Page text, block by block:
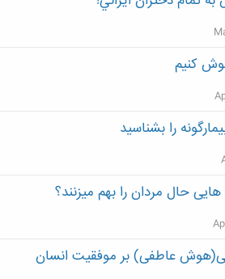
كنيم
را بشناسید
حال مردان را بهم میزنند؟
عاطفی) بر موفقيت انسان